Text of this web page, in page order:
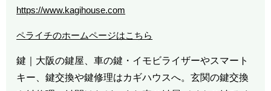
https://www.kagihouse.com
ペライチのホームページはこちら
鍵｜大阪の鍵屋、車の鍵・イモビライザーやスマート
キー、鍵交換や鍵修理はカギハウスへ。玄関の鍵交換